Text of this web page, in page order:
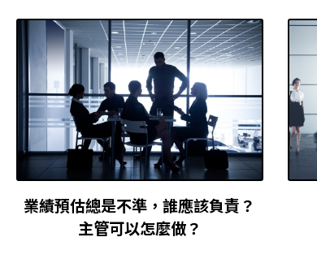
業績預估總是不準，誰應該負責？
主管可以怎麼做？